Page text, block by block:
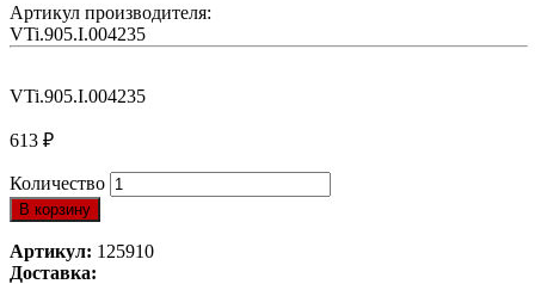
Артикул производителя:
VTi.905.I.004235
VTi.905.I.004235
613 ₽
Количество
В корзину
Артикул: 125910
Доставка: